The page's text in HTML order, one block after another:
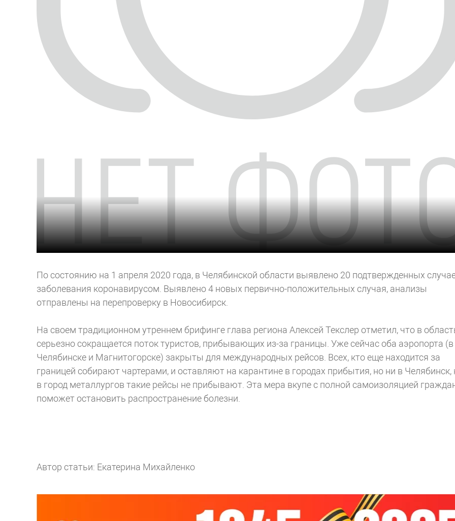
По состоянию на 1 апреля 2020 года, в Челябинской области выявлено 20 подтвержденных
заболевания коронавирусом. Выявлено 4 новых первично-положительных случая, анализы
отправлены на перепроверку в Новосибирск.
На своем традиционном утреннем брифинге глава региона Алексей Текслер отметил, что в
серьезно сокращается поток туристов, прибывающих из-за границы. Уже сейчас оба аэропорта (в
Челябинске и Магнитогорске) закрыты для международных рейсов. Всех, кто еще находится за
границей собирают чартерами, и оставляют на карантине в городах прибытия, но ни в Челябинск,
в город металлургов такие рейсы не прибывают. Эта мера вкупе с полной самоизоляцией
поможет остановить распространение болезни.
Автор статьи: Екатерина Михайленко